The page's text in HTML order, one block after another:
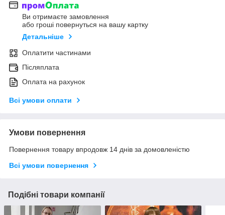
Ви отримаєте замовлення
або гроші повернуться на вашу картку
Детальніше
Оплатити частинами
Післяплата
Оплата на рахунок
Всі умови оплати
Умови повернення
Повернення товару впродовж 14 днів за домовленістю
Всі умови повернення
Подібні товари компанії